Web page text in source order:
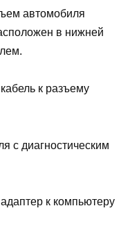
автомобиля
в нижней
к разъему
с диагностическим
к компьютеру